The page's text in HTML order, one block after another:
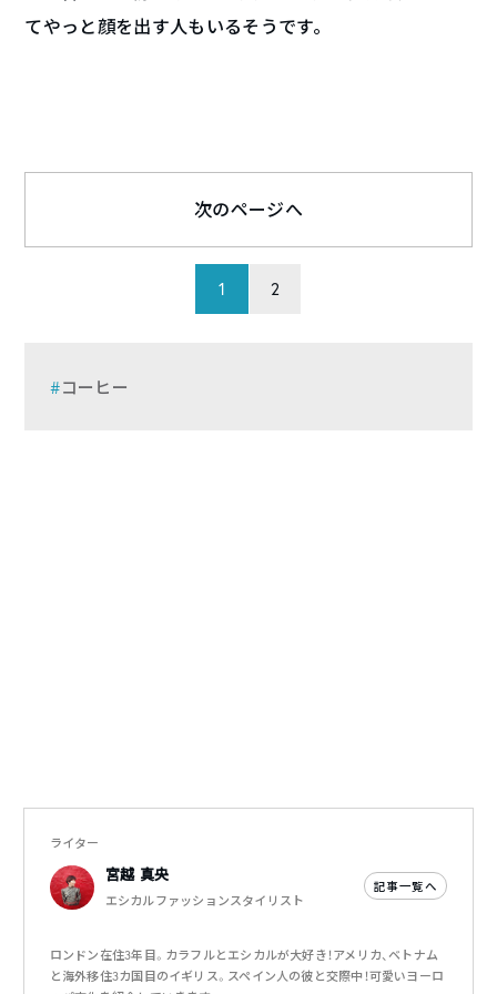
てやっと顔を出す人もいるそうです。
1 2
次のページへ
コーヒー
ライター
宮越 真央
エシカルファッションスタイリスト
記事一覧へ
ロンドン在住3年目。カラフルとエシカルが大好き！アメリカ、ベトナム
と海外移住3カ国目のイギリス。スペイン人の彼と交際中！可愛いヨーロ